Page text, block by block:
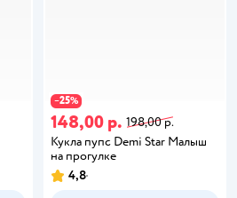
−25%
148,00 р. 198,00 р.
Кукла пупс Demi Star Малыш
на прогулке
4,8